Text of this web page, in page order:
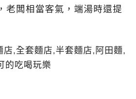
老闆相當客氣，端湯時還提